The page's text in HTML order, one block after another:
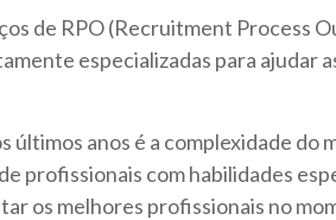
de RPO (Recruitment Process
especializadas para ajudar
anos é a complexidade do
profissionais com habilidades
os melhores profissionais no